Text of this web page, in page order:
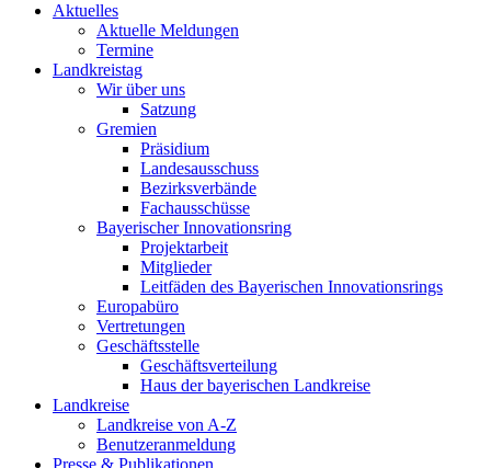
Aktuelles
Aktuelle Meldungen
Termine
Landkreistag
Wir über uns
Satzung
Gremien
Präsidium
Landesausschuss
Bezirksverbände
Fachausschüsse
Bayerischer Innovationsring
Projektarbeit
Mitglieder
Leitfäden des Bayerischen Innovationsrings
Europabüro
Vertretungen
Geschäftsstelle
Geschäftsverteilung
Haus der bayerischen Landkreise
Landkreise
Landkreise von A-Z
Benutzeranmeldung
Presse & Publikationen